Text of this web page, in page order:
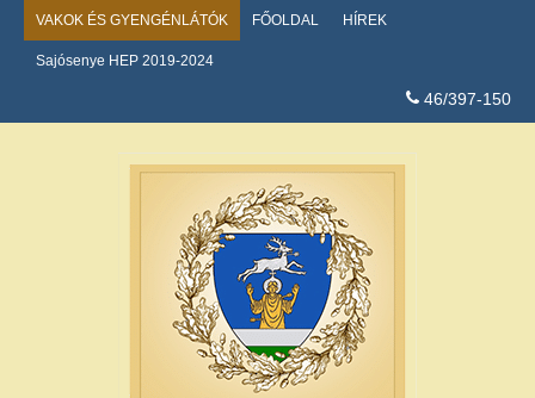
VAKOK ÉS GYENGÉNLÁTÓK FŐOLDAL HÍREK
Sajósenye HEP 2019-2024
46/397-150